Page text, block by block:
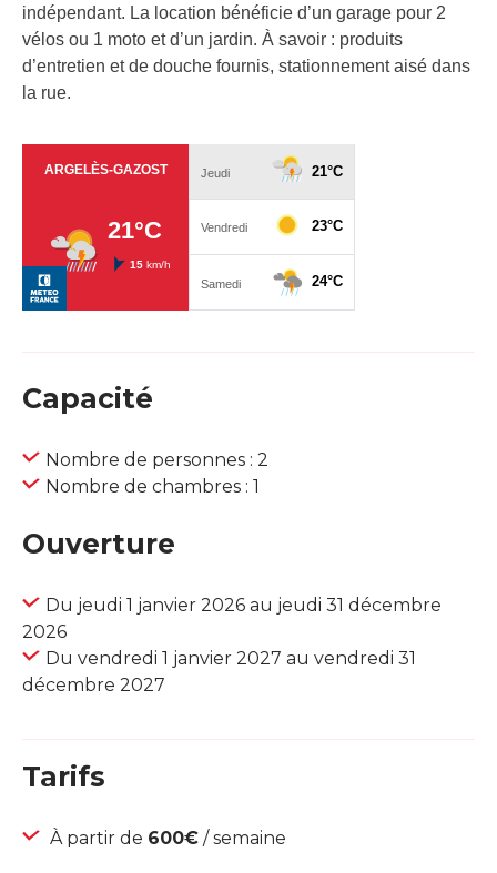
indépendant. La location bénéficie d’un garage pour 2
vélos ou 1 moto et d’un jardin. À savoir : produits
d’entretien et de douche fournis, stationnement aisé dans
la rue.
Capacité
Nombre de personnes : 2
Nombre de chambres : 1
Ouverture
Du jeudi 1 janvier 2026 au jeudi 31 décembre
2026
Du vendredi 1 janvier 2027 au vendredi 31
décembre 2027
Tarifs
À partir de 600€ / semaine